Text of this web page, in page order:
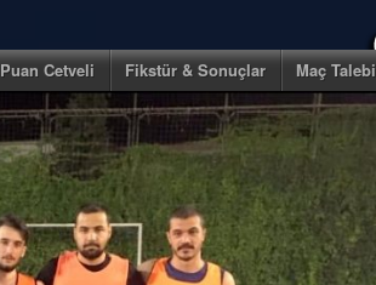
Puan Cetveli Fikstür & Sonuçlar Maç Talebi